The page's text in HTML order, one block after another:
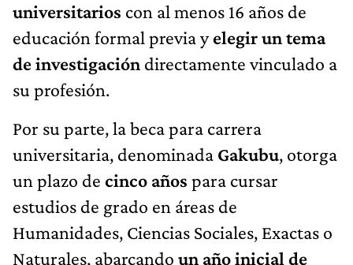
universitarios con al menos 16 años de
educación formal previa yelegir un tema
de investigación directamente vinculado a
su profesión.
Por su parte, la beca para carrera
universitaria, denominada Gakubu, otorga
un plazo de cinco años para cursar
estudios de grado en áreas de
Humanidades, Ciencias Sociales, Exactas o
Naturales, abarcando un año inicial de